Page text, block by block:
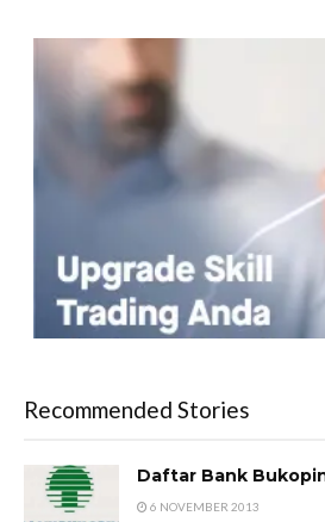
Recommended Stories
Daftar Bank
6 NOVEMBER 2013